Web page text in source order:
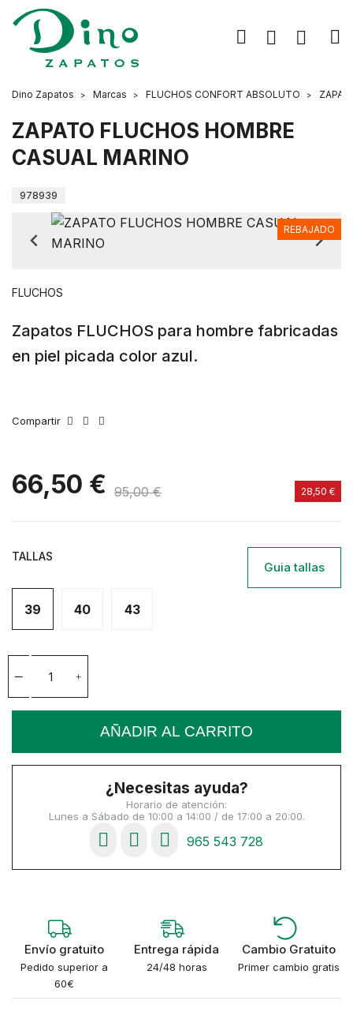
Dino Zapatos Marcas FLUCHOS CONFORT ABSOLUTO
ZAPATO FLUCHOS HOMBRE
CASUAL MARINO
978939
REBAJADO
FLUCHOS
Zapatos FLUCHOS para hombre fabricadas
en piel picada color azul.
Compartir
66,50 € 95,00 € 28,50 €
TALLAS
Guia tallas
39 40 43
AÑADIR AL CARRITO
¿Necesitas ayuda?
Horario de atención:
Lunes a Sábado de 10:00 a 14:00 / de 17:00 a 20:00.
965 543 728
Envío gratuito
Pedido superior a
60€
Entrega rápida
24/48 horas
Cambio Gratuito
Primer cambio gratis